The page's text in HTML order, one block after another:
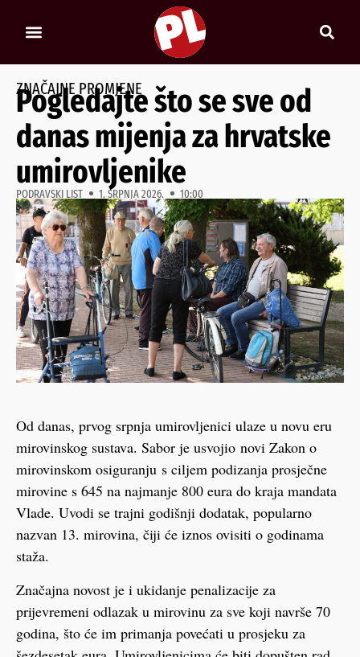
ZNAČAJNE PROMJENE
Pogledajte što se sve od
danas mijenja za hrvatske
umirovljenike
PODRAVSKI LIST 1. SRPNJA 2026. 10:00
Od danas, prvog srpnja umirovljenici ulaze u novu eru
mirovinskog sustava. Sabor je usvojio novi Zakon o
mirovinskom osiguranju s ciljem podizanja prosječne
mirovine s 645 na najmanje 800 eura do kraja mandata
Vlade. Uvodi se trajni godišnji dodatak, popularno
nazvan 13. mirovina, čiji će iznos ovisiti o godinama
staža.
Značajna novost je i ukidanje penalizacije za
prijevremeni odlazak u mirovinu za sve koji navrše 70
godina, što će im primanja povećati u prosjeku za